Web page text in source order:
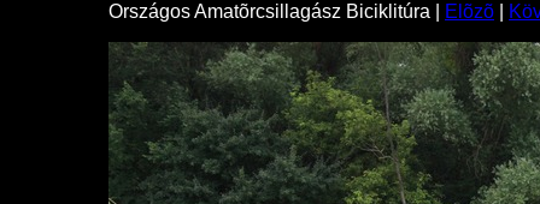
Országos Amatõrcsillagász Biciklitúra | Elõzõ